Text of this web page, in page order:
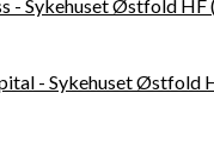
- Sykehuset Østfold HF
- Sykehuset Østfold